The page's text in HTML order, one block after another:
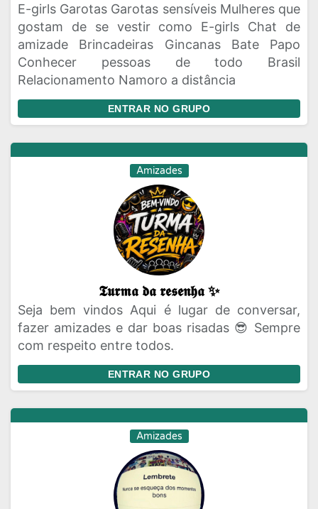
E-girls Garotas Garotas sensíveis Mulheres que
gostam de se vestir como E-girls Chat de
amizade Brincadeiras Gincanas Bate Papo
Conhecer pessoas de todo Brasil
Relacionamento Namoro a distância
ENTRAR NO GRUPO
Amizades
𝕿𝖚𝖗𝖒𝖆 𝖉𝖆 𝖗𝖊𝖘𝖊𝖓𝖍𝖆 ✨
Seja bem vindos Aqui é lugar de conversar,
fazer amizades e dar boas risadas 😎 Sempre
com respeito entre todos.
ENTRAR NO GRUPO
Amizades